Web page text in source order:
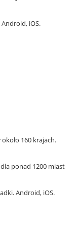
iOS.
160 krajach.
ponad 1200 miast
Android, iOS.